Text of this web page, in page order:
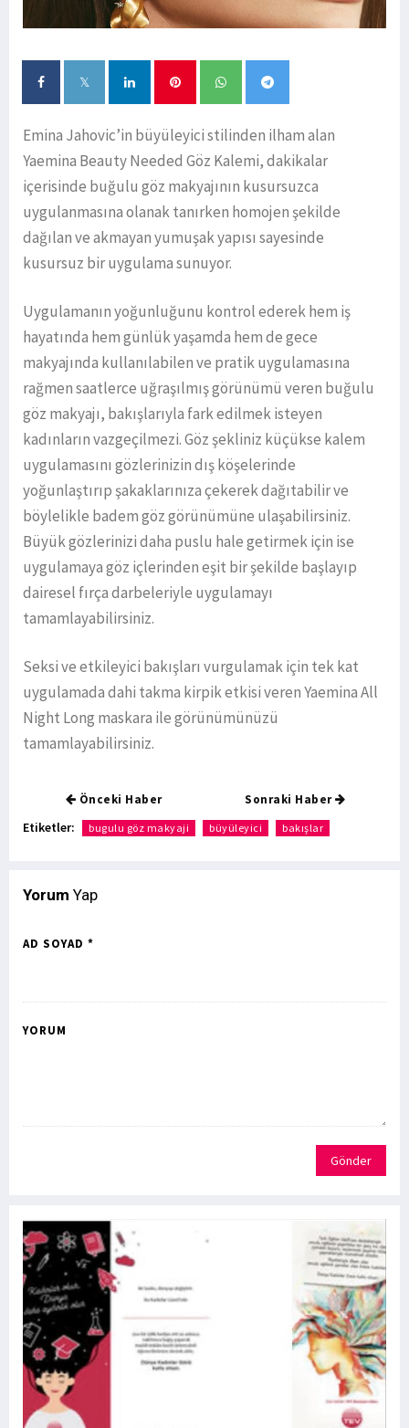
Emina Jahovic’in büyüleyici stilinden ilham alan
Yaemina Beauty Needed Göz Kalemi, dakikalar
içerisinde buğulu göz makyajının kusursuzca
uygulanmasına olanak tanırken homojen şekilde
dağılan ve akmayan yumuşak yapısı sayesinde
kusursuz bir uygulama sunuyor.
Uygulamanın yoğunluğunu kontrol ederek hem iş
hayatında hem günlük yaşamda hem de gece
makyajında kullanılabilen ve pratik uygulamasına
rağmen saatlerce uğraşılmış görünümü veren buğulu
göz makyajı, bakışlarıyla fark edilmek isteyen
kadınların vazgeçilmezi. Göz şekliniz küçükse kalem
uygulamasını gözlerinizin dış köşelerinde
yoğunlaştırıp şakaklarınıza çekerek dağıtabilir ve
böylelikle badem göz görünümüne ulaşabilirsiniz.
Büyük gözlerinizi daha puslu hale getirmek için ise
uygulamaya göz içlerinden eşit bir şekilde başlayıp
dairesel fırça darbeleriyle uygulamayı
tamamlayabilirsiniz.
Seksi ve etkileyici bakışları vurgulamak için tek kat
uygulamada dahi takma kirpik etkisi veren Yaemina All
Night Long maskara ile görünümünüzü
tamamlayabilirsiniz.
Önceki Haber Sonraki Haber
Etiketler: bugulu göz makyaji büyüleyici bakışlar
Yorum Yap
AD SOYAD *
YORUM
Gönder